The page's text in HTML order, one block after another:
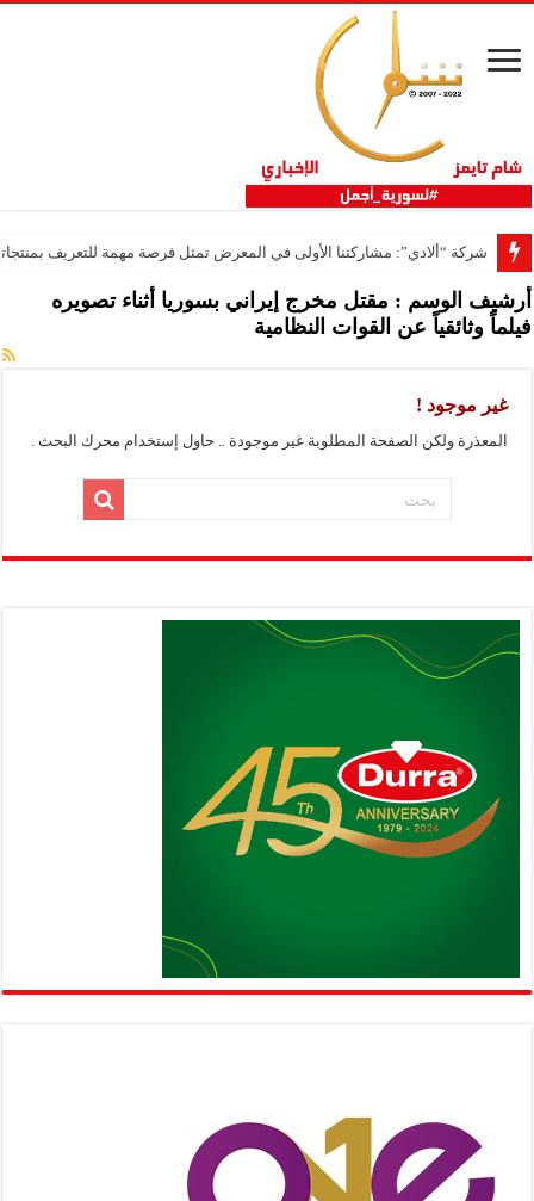
شركة “ألادي”: مشاركتنا الأولى في المعرض تمثل فرصة مهمة للتعريف
أرشيف الوسم : مقتل مخرج إيراني بسوريا أثناء تصويره
فيلماً وثائقياً عن القوات النظامية
غير موجود !
المعذرة ولكن الصفحة المطلوبة غير موجودة .. حاول إستخدام محرك البحث .